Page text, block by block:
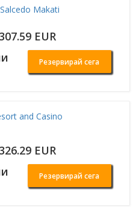
Makati
EUR
Резервирай сега
and Casino
EUR
Резервирай сега